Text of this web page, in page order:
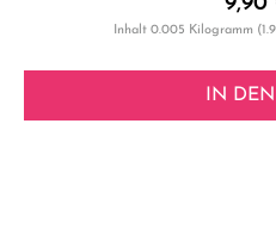
Inhalt0.005 Kilogramm
IN DEN